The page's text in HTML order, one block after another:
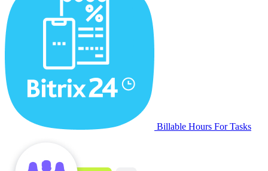
Billable Hours For Tasks